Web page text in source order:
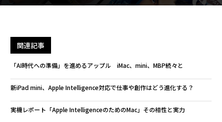
関連記事
「AI時代への準備」を進めるアップル iMac、mini、MBP続々と
新iPad mini、Apple Intelligence対応で仕事や創作はどう進化する？
実機レポート「Apple IntelligenceのためのMac」その相性と実力